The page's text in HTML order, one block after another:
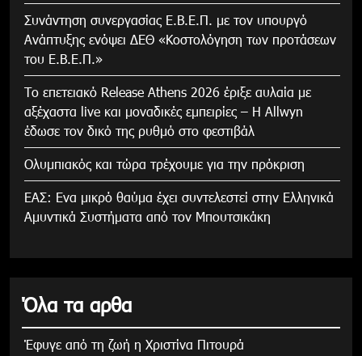
Συνάντηση συνεργασίας Ε.Β.Ε.Π. με τον υπουργό
Ανάπτυξης ενόψει ΔΕΘ «Κοστολόγηση των προτάσεων
του Ε.Β.Ε.Π.»
Το επετειακό Release Athens 2026 έριξε αυλαία με
αξέχαστα live και μοναδικές εμπειρίες – Η Allwyn
έδωσε τον δικό της ρυθμό στο φεστιβάλ
Ολυμπιακός και τώρα τρέχουμε για την πρόκριση
ΕΑΣ: Ενα μικρό θαύμα έχει συντελεστεί στην Ελληνικά
Αμυντικά Συστήματα από τον Μπουτσικάκη
Όλα τα αρθα
Έφυγε από τη ζωή η Χριστίνα Πιτουρά